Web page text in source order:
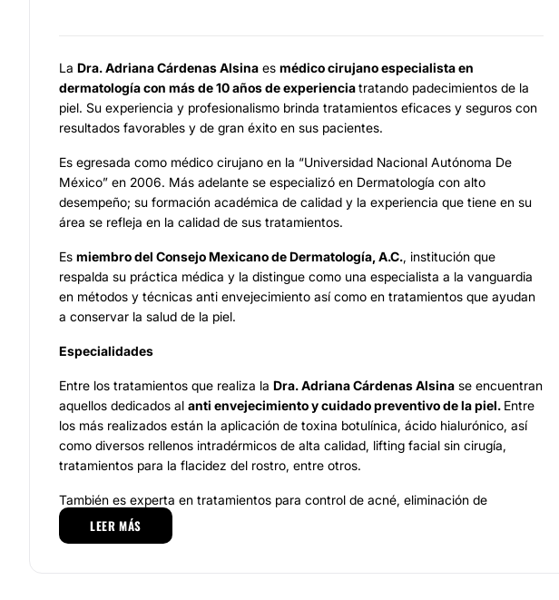
La Dra. Adriana Cárdenas Alsina es médico cirujano especialista en
dermatología con más de 10 años de experienciatratando padecimientos de la
piel. Su experiencia y profesionalismo brinda tratamientos eficaces y seguros con
resultados favorables y de gran éxito en sus pacientes.
Es egresada como médico cirujano en la “Universidad Nacional Autónoma De
México” en 2006. Más adelante se especializó en Dermatología con alto
desempeño; su formación académica de calidad y la experiencia que tiene en su
área se refleja en la calidad de sus tratamientos.
Es miembro del Consejo Mexicano de Dermatología, A.C., institución que
respalda su práctica médica y la distingue como una especialista a la vanguardia
en métodos y técnicas anti envejecimiento así como en tratamientos que ayudan
a conservar la salud de la piel.
Especialidades
Entre los tratamientos que realiza la Dra. Adriana Cárdenas Alsina se encuentran
aquellos dedicados al anti envejecimiento y cuidado preventivo de la piel. Entre
los más realizados están la aplicación de toxina botulínica, ácido hialurónico, así
como diversos rellenos intradérmicos de alta calidad, lifting facial sin cirugía,
tratamientos para la flacidez del rostro, entre otros.
También es experta en tratamientos para control de acné, eliminación de
verrugas, alopecia, además del uso de tecnología láser y radiofrecuencia.
LEER MÁS